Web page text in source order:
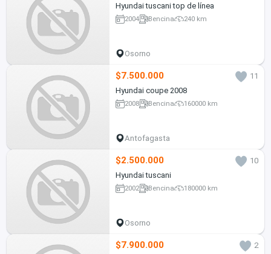
Hyundai tuscani top de línea
2004 Bencina 240 km
Osorno
$7.500.000
11
Hyundai coupe 2008
2008 Bencina 160000 km
Antofagasta
$2.500.000
10
Hyundai tuscani
2002 Bencina 180000 km
Osorno
$7.900.000
2